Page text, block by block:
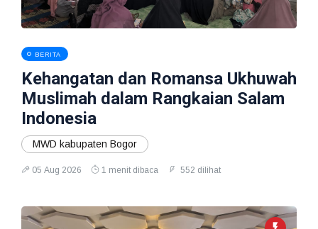
BERITA
Kehangatan dan Romansa Ukhuwah
Muslimah dalam Rangkaian Salam
Indonesia
MWD kabupaten Bogor
05 Aug 2026 1 menit dibaca 552 dilihat